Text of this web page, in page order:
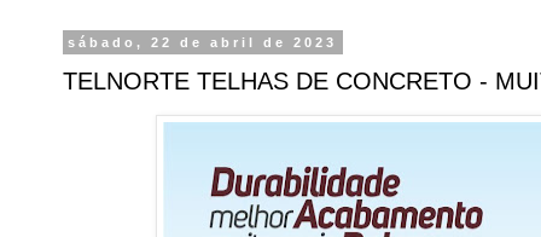
sábado, 22 de abril de 2023
TELNORTE TELHAS DE CONCRETO -